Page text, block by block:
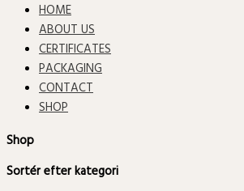
HOME
ABOUT US
CERTIFICATES
PACKAGING
CONTACT
SHOP
Shop
Sortér efter kategori